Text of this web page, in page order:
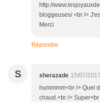
http://
bloggeuses/ <br />
Merci
Répondre
S sherazade 15/07/
hummmm<br /> Quel
chaud.<br /> Super<br